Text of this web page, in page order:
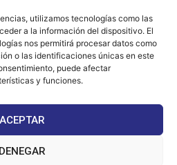
utilizamos tecnologías como las
a la información del dispositivo. El
nos permitirá procesar datos como
o las identificaciones únicas en este
puede afectar
y funciones.
ACEPTAR
DENEGAR
(Cita previa) 11130